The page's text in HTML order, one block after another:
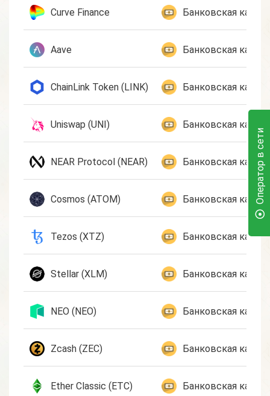
Оператор в сети
Curve Finance Банковская карта
Aave Банковская карта
ChainLink Token (LINK) Банковская карта
Uniswap (UNI) Банковская карта
NEAR Protocol (NEAR) Банковская карта
Cosmos (ATOM) Банковская карта
Tezos (XTZ) Банковская карта
Stellar (XLM) Банковская карта
NEO (NEO) Банковская карта
Zcash (ZEC) Банковская карта
Ether Classic (ETC) Банковская карта